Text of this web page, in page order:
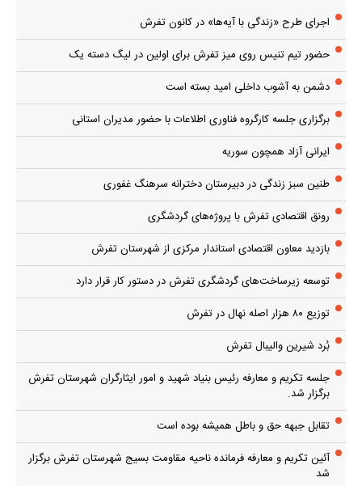
اجرای طرح «زندگی با آیه‌ها» در کانون تفرش
حضور تیم تنیس روی میز تفرش برای اولین در لیگ دسته یک
دشمن به آشوب داخلی امید بسته است
برگزاری جلسه کارگروه فناوری اطلاعات با حضور مدیران استانی
ایرانی آزاد همچون سوریه
طنین سبز زندگی در دبیرستان دخترانه سرهنگ غفوری
رونق اقتصادی تفرش با پروژه‌های گردشگری
بازدید معاون اقتصادی استاندار مرکزی از شهرستان تفرش
توسعه زیرساخت‌های گردشگری تفرش در دستور کار قرار دارد
توزیع ۸۰ هزار اصله نهال در تفرش
بُرد شیرین والیبال تفرش
جلسه تکریم و معارفه رئیس بنیاد شهید و امور ایثارگران شهرستان تفرش
برگزار شد.
تقابل جبهه حق و باطل همیشه بوده است
آئین تکریم و معارفه فرمانده ناحیه مقاومت بسیج شهرستان تفرش برگزار
شد